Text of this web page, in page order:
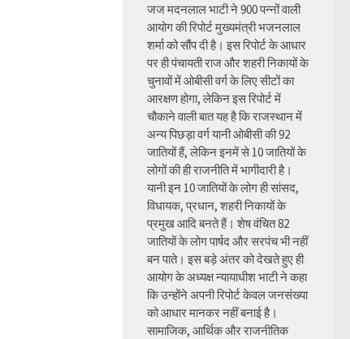
जज मदनलाल भाटी ने 900 पन्नों वाली
आयोग की रिपोर्ट मुख्यमंत्री भजनलाल
शर्मा को सौंप दी है। इस रिपोर्ट के आधार
पर ही पंचायती राज और शहरी निकायों के
चुनावों में ओबीसी वर्ग के लिए सीटों का
आरक्षण होगा, लेकिन इस रिपोर्ट में
चौकाने वाली बात यह है कि राजस्थान में
अन्य पिछड़ा वर्ग यानी ओबीसी की 92
जातियों हैं, लेकिन इनमें से 10 जातियों के
लोगों की ही राजनीति में भागीदारी है।
यानी इन 10 जातियों के लोग ही सांसद,
विधायक, प्रधान, शहरी निकायों के
प्रमुख आदि बनते हैं। शेष वंचित 82
जातियों के लोग पार्षद और सरपंच भी नहीं
बन पाते। इस बड़े अंतर को देखते हुए ही
आयोग के अध्यक्ष न्यायाधीश भाटी ने कहा
कि उन्होंने अपनी रिपोर्ट केवल जनसंख्या
को आधार मानकर नहीं बनाई है।
सामाजिक, आर्थिक और राजनीतिक